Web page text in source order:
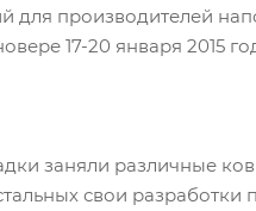
производителей
17-20 января 2015
заняли различные
свои разработки